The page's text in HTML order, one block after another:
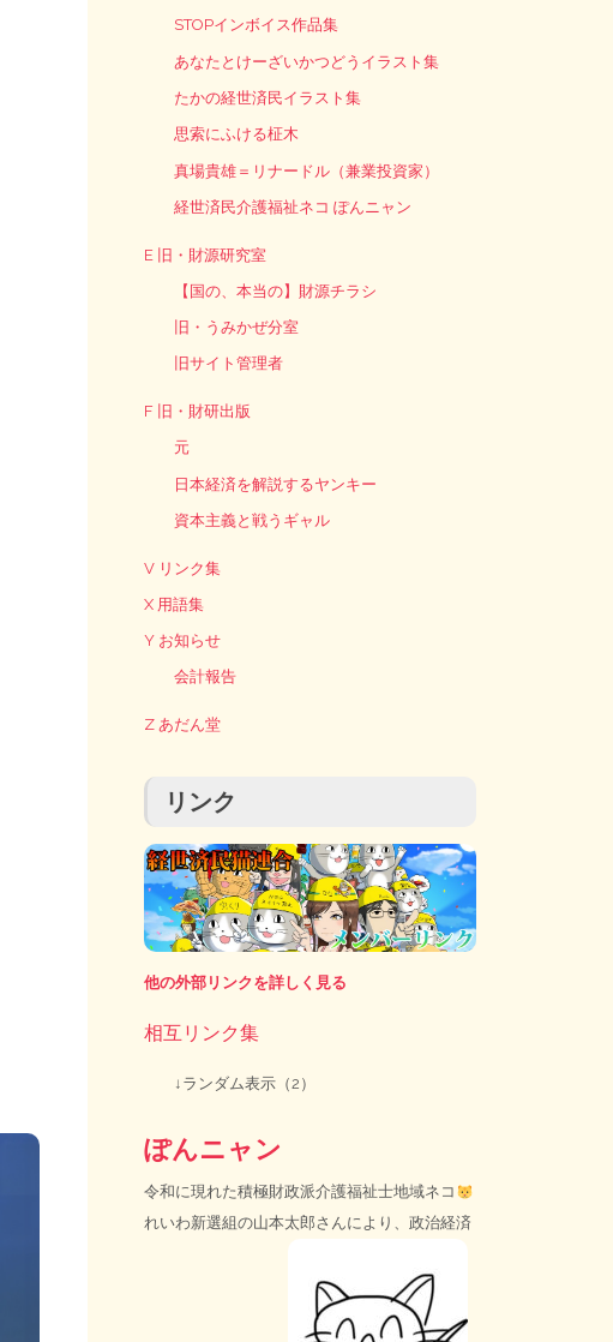
STOPインボイス作品集
あなたとけーざいかつどうイラスト集
たかの経世済民イラスト集
思索にふける柾木
真場貴雄＝リナードル（兼業投資家）
経世済民介護福祉ネコ ぽんニャン
E 旧・財源研究室
【国の、本当の】財源チラシ
旧・うみかぜ分室
旧サイト管理者
F 旧・財研出版
元
日本経済を解説するヤンキー
資本主義と戦うギャル
V リンク集
X 用語集
Y お知らせ
会計報告
Z あだん堂
リンク
他の外部リンクを詳しく見る
相互リンク集
↓ランダム表示（2）
ぽんニャン
令和に現れた積極財政派介護福祉士地域ネコ
れいわ新選組の山本太郎さんにより、政治経済